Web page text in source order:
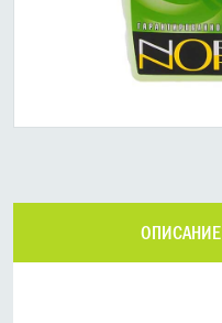
ОПИСАНИЕ